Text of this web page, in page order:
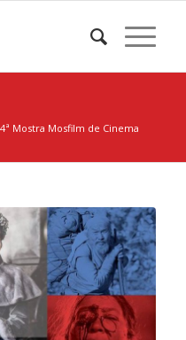
Mostra Mosfilm de Cinema